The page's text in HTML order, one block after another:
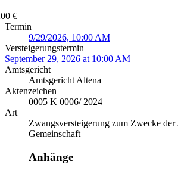
€
Termin
9/29/2026, 10:00 AM
Versteigerungstermin
September 29, 2026 at 10:00 AM
Amtsgericht
Amtsgericht Altena
Aktenzeichen
0005 K 0006/ 2024
Art
Zwangsversteigerung zum Zwecke
Gemeinschaft
Anhänge